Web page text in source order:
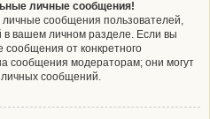
личные сообщения!
сообщения пользователей,
вашем личном разделе. Если вы
от конкретного
сообщения модераторам; они могут
личных сообщений.